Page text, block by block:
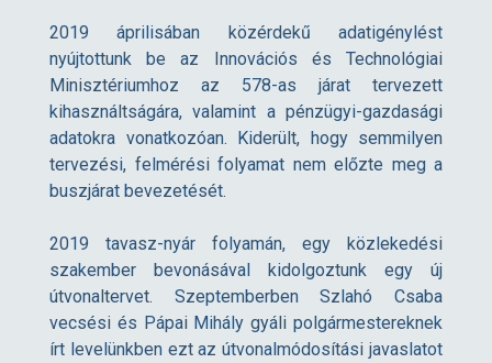
8
-
a
s
b
u
2019 áprilisában közérdekű adatigénylést
nyújtottunk be az Innovációs és Technológiai
Minisztériumhoz az 578-as járat tervezett
kihasználtságára, valamint a pénzügyi-gazdasági
adatokra vonatkozóan. Kiderült, hogy semmilyen
tervezési, felmérési folyamat nem előzte meg a
buszjárat bevezetését.
2019 tavasz-nyár folyamán, egy közlekedési
szakember bevonásával kidolgoztunk egy új
útvonaltervet. Szeptemberben Szlahó Csaba
vecsési és Pápai Mihály gyáli polgármestereknek
írt levelünkben ezt az útvonalmódosítási javaslatot